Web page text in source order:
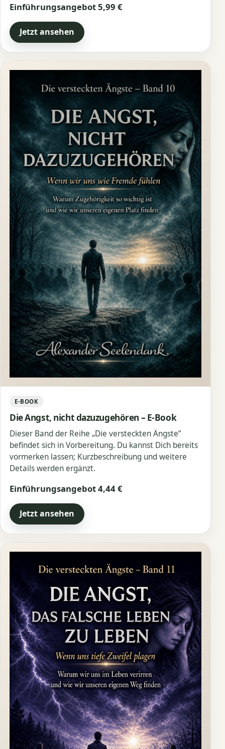
Einführungsangebot 5,99 €
Jetzt ansehen
E-BOOK
Die Angst, nicht dazuzugehören – E-Book
Dieser Band der Reihe „Die versteckten Ängste”
befindet sich in Vorbereitung. Du kannst Dich bereits
vormerken lassen; Kurzbeschreibung und weitere
Details werden ergänzt.
Einführungsangebot 4,44 €
Jetzt ansehen